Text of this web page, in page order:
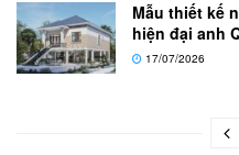
Mẫu thiết kế
hiện đại anh
17/07/2026